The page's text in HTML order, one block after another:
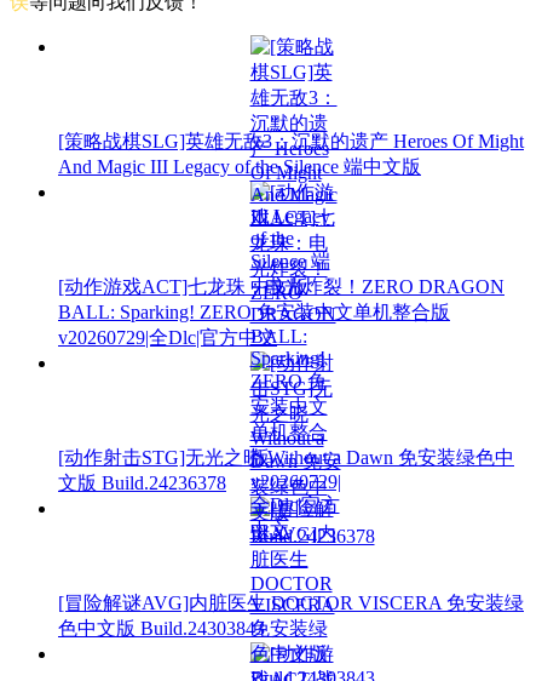
[策略战棋SLG]英雄无敌3：沉默的遗产 Heroes Of Might
And Magic III Legacy of the Silence 端中文版
[动作游戏ACT]七龙珠：电光炸裂！ZERO DRAGON
BALL: Sparking! ZERO 免安装中文单机整合版
v20260729|全Dlc|官方中文
[动作射击STG]无光之晓 Without a Dawn 免安装绿色中
文版 Build.24236378
[冒险解谜AVG]内脏医生 DOCTOR VISCERA 免安装绿
色中文版 Build.24303843